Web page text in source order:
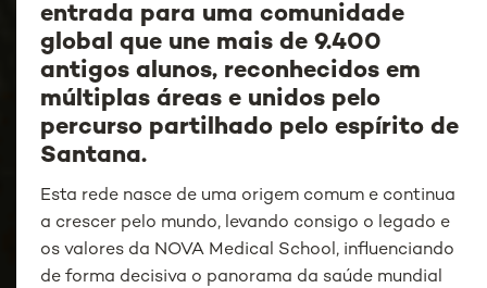
entrada para uma comunidade
global que une mais de 9.400
antigos alunos, reconhecidos em
múltiplas áreas e unidos pelo
percurso partilhado pelo espírito de
Santana.
Esta rede nasce de uma origem comum e continua
a crescer pelo mundo, levando consigo o legado e
os valores da NOVA Medical School, influenciando
de forma decisiva o panorama da saúde mundial